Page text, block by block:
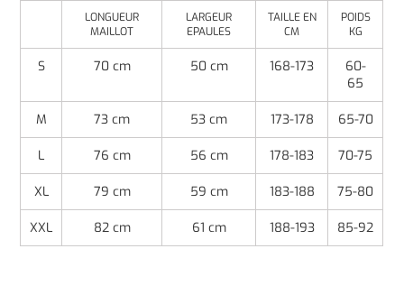
LONGUEUR
MAILLOT
LARGEUR
EPAULES
TAILLE EN
CM
POIDS
KG
S 70 cm 50 cm 168-173
60-
65
M 73 cm 53 cm 173-178 65-70
L 76 cm 56 cm 178-183 70-75
XL 79 cm 59 cm 183-188 75-80
XXL 82 cm 61 cm 188-193 85-92